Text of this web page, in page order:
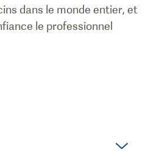
dans le monde entier, et
le professionnel